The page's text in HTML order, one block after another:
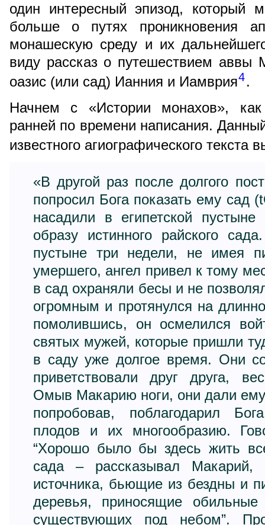
один интересный эпизод, который
больше о путях проникновения
монашескую среду и их
виду рассказ о путешествием аввы
оазис (или сад) Ианния и Иамврия4.
Начнем с «Истории монахов», как
ранней по времени написания.
известного агиографического текста
«В другой раз после долгого
попросил Бога показать ему сад
насадили в египетской
образу истинного райского
пустыне три недели, не имея
умершего, ангел привел к тому
в сад охраняли бесы и не
огромным и протянулся на
помолившись, он осмелился
святых мужей, которые пришли
в саду уже долгое время. Они
приветствовали друг друга,
Омыв Макарию ноги, они дали
попробовав, поблагодарил
плодов и их многообразию.
“Хорошо было бы здесь жить
сада – рассказывал
источника, бьющие из бездны и
деревья, приносящие
существующих под небом”.